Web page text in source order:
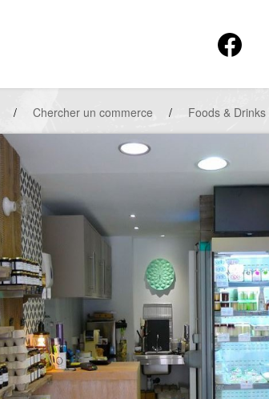
/ Chercher un commerce / Foods & Drinks